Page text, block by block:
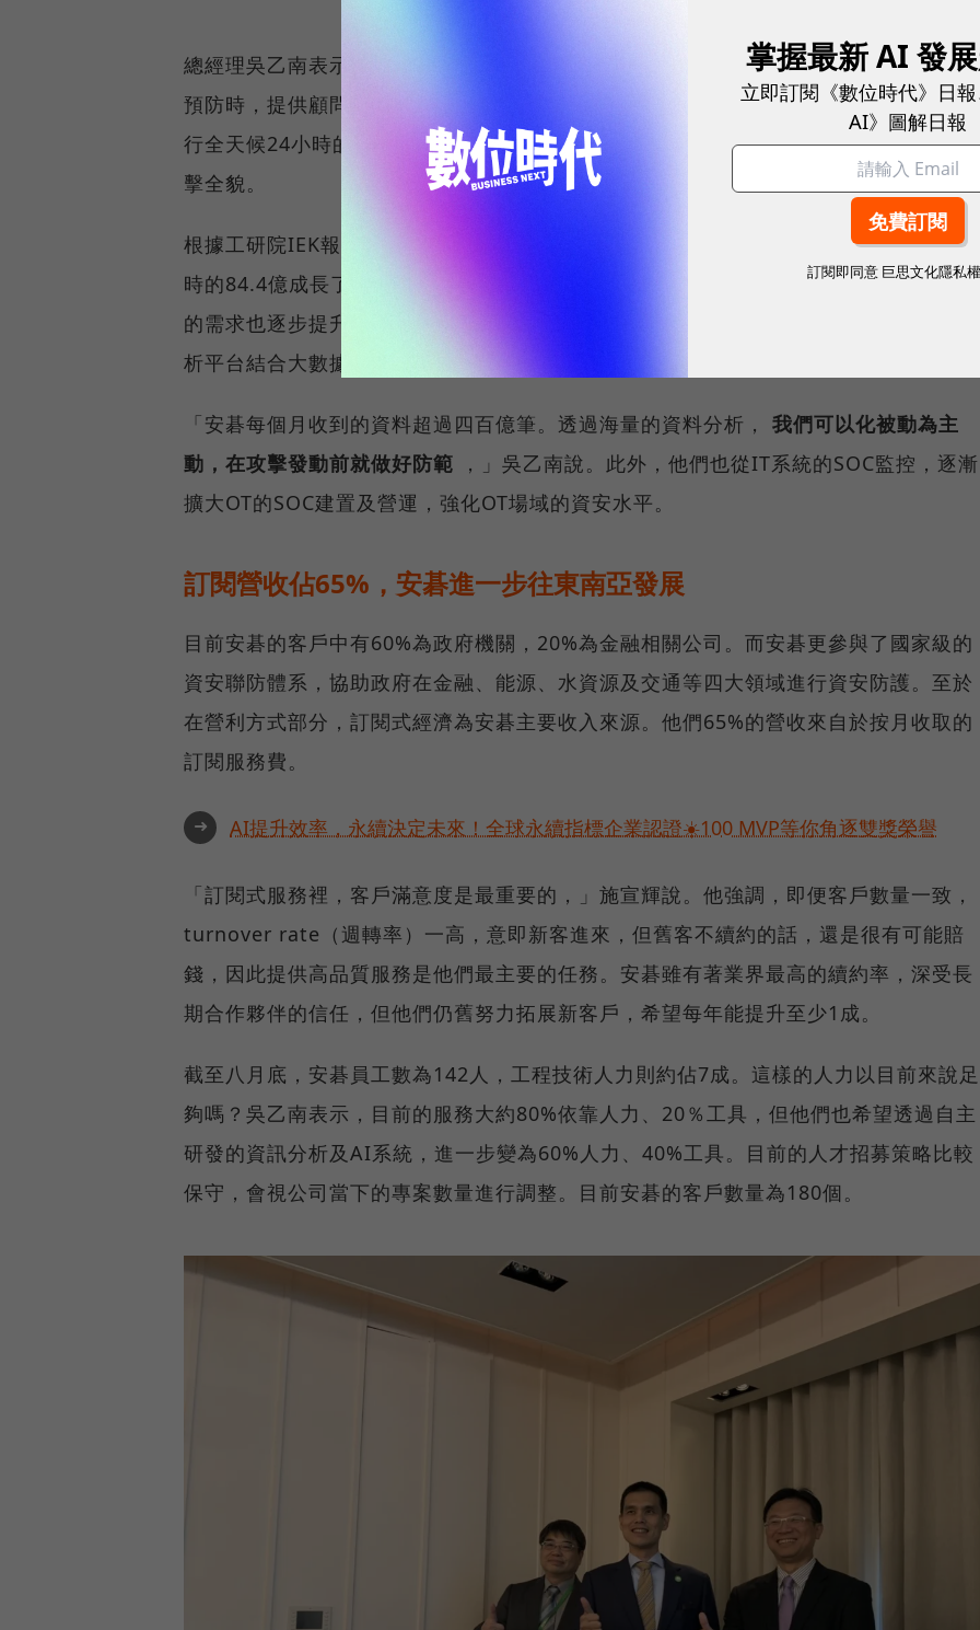
總經理吳乙南表示，他們的服務可分為 事前預防、事中偵測及事後應變三階段。在事
預防時，提供顧問諮詢、弱點掃瞄與滲透測試等健檢服務；在事中偵測時，透過SOC進
行全天候24小時的監控；在事後應變時，則以專業數位鑑識的技術保留證據，並還原攻
擊全貌。
根據工研院IEK報告統計，台灣資安服務的市場將在2020年達到181.5億元，比2016年
時的84.4億成長了115%，近兩年更以超過12%的年漲幅率穩定成長中，客戶對資安防
的需求也逐步提升。對此吳乙南表示，安碁也不斷研發新技術，例如透過威脅情資AI分
析平台結合大數據，以大規模及長時間的資料分析，找出可疑的情資。
「安碁每個月收到的資料超過四百億筆。透過海量的資料分析， 我們可以化被動為主
動，在攻擊發動前就做好防範 ，」吳乙南說。此外，他們也從IT系統的SOC監控，逐漸
擴大OT的SOC建置及營運，強化OT場域的資安水平。
訂閱營收佔65%，安碁進一步往東南亞發展
目前安碁的客戶中有60%為政府機關，20%為金融相關公司。而安碁更參與了國家級的
資安聯防體系，協助政府在金融、能源、水資源及交通等四大領域進行資安防護。至於
在營利方式部分，訂閱式經濟為安碁主要收入來源。他們65%的營收來自於按月收取的
訂閱服務費。
➜ AI提升效率，永續決定未來！全球永續指標企業認證☀️100 MVP等你角逐雙獎榮譽
「訂閱式服務裡，客戶滿意度是最重要的，」施宣輝說。他強調，即便客戶數量一致，
turnover rate（週轉率）一高，意即新客進來，但舊客不續約的話，還是很有可能賠
錢，因此提供高品質服務是他們最主要的任務。安碁雖有著業界最高的續約率，深受長
期合作夥伴的信任，但他們仍舊努力拓展新客戶，希望每年能提升至少1成。
截至八月底，安碁員工數為142人，工程技術人力則約佔7成。這樣的人力以目前來說足
夠嗎？吳乙南表示，目前的服務大約80%依靠人力、20％工具，但他們也希望透過自主
研發的資訊分析及AI系統，進一步變為60%人力、40%工具。目前的人才招募策略比較
保守，會視公司當下的專案數量進行調整。目前安碁的客戶數量為180個。
掌握最新 AI 發展
立即訂閱《數位時代》日
AI》圖解日報
訂閱即同意 巨思文化隱私